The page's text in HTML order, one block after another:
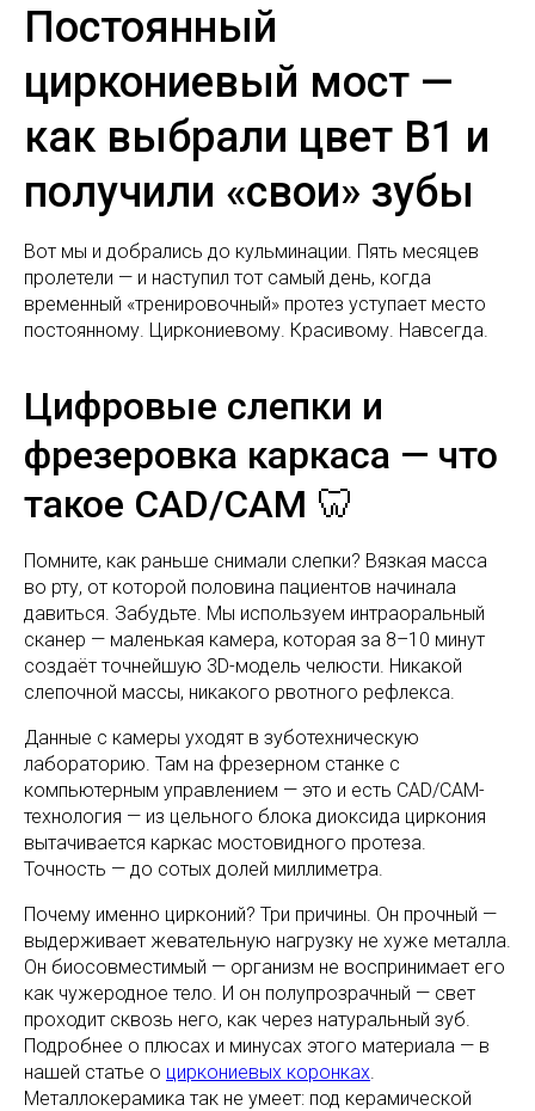
Постоянный
циркониевый мост —
как выбрали цвет B1 и
получили «свои» зубы
Вот мы и добрались до кульминации. Пять месяцев
пролетели — и наступил тот самый день, когда
временный «тренировочный» протез уступает место
постоянному. Циркониевому. Красивому. Навсегда.
Цифровые слепки и
фрезеровка каркаса — что
такое CAD/CAM 🦷
Помните, как раньше снимали слепки? Вязкая масса
во рту, от которой половина пациентов начинала
давиться. Забудьте. Мы используем интраоральный
сканер — маленькая камера, которая за 8–10 минут
создаёт точнейшую 3D-модель челюсти. Никакой
слепочной массы, никакого рвотного рефлекса.
Данные с камеры уходят в зуботехническую
лабораторию. Там на фрезерном станке с
компьютерным управлением — это и есть CAD/CAM-
технология — из цельного блока диоксида циркония
вытачивается каркас мостовидного протеза.
Точность — до сотых долей миллиметра.
Почему именно цирконий? Три причины. Он прочный —
выдерживает жевательную нагрузку не хуже металла.
Он биосовместимый — организм не воспринимает его
как чужеродное тело. И он полупрозрачный — свет
проходит сквозь него, как через натуральный зуб.
Подробнее о плюсах и минусах этого материала — в
нашей статье о циркониевых коронках
Металлокерамика так не умеет: под керамической